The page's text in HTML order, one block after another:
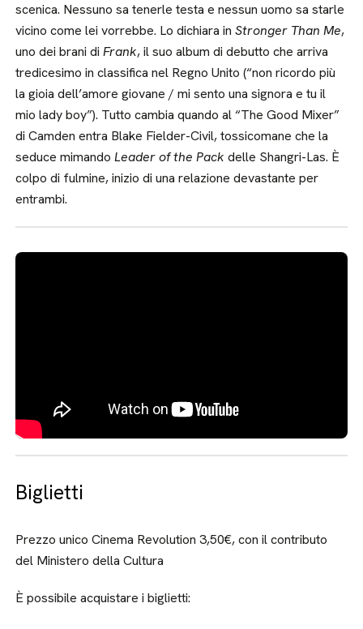
scenica. Nessuno sa tenerle testa e nessun uomo sa starle
vicino come lei vorrebbe. Lo dichiara inStronger Than Me,
uno dei brani diFrank, il suo album di debutto che arriva
tredicesimo in classifica nel Regno Unito (“non ricordo più
la gioia dell’amore giovane / mi sento una signora e tu il
mio lady boy”). Tutto cambia quando al “The Good Mixer”
di Camden entra Blake Fielder-Civil, tossicomane che la
seduce mimando Leader of the Pack delle Shangri-Las. È
colpo di fulmine, inizio di una relazione devastante per
entrambi.
Biglietti
Prezzo unico Cinema Revolution 3,50€, con il contributo
del Ministero della Cultura
È possibile acquistare i biglietti: